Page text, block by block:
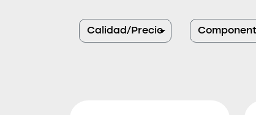
Calidad/Precio